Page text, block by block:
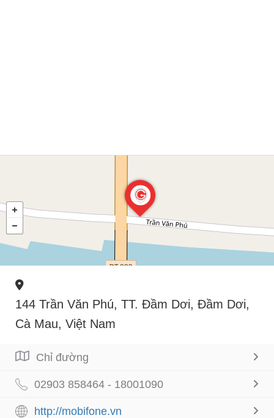
144 Trần Văn Phú, TT. Đầm Dơi, Đầm Dơi,
Cà Mau, Việt Nam
Chỉ đường
02903 858464 - 18001090
http://mobifone.vn